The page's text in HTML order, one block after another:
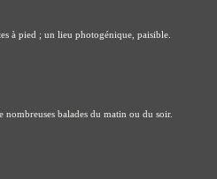
à pied ; un lieu photogénique, paisible.
balades du matin ou du soir.